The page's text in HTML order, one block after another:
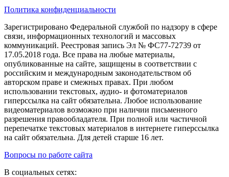
Политика конфиденциальности
Зарегистрировано Федеральной службой по надзору в сфере
связи, информационных технологий и массовых
коммуникаций. Реестровая запись Эл № ФС77-72739 от
17.05.2018 года. Все права на любые материалы,
опубликованные на сайте, защищены в соответствии с
российским и международным законодательством об
авторском праве и смежных правах. При любом
использовании текстовых, аудио- и фотоматериалов
гиперссылка на сайт обязательна. Любое использование
видеоматериалов возможно при наличии письменного
разрешения правообладателя. При полной или частичной
перепечатке текстовых материалов в интернете гиперссылка
на сайт обязательна. Для детей старше 16 лет.
Вопросы по работе сайта
В социальных сетях: